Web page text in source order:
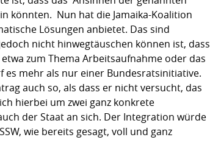
könnten. Nun hat die Jamaika-Koalition
Lösungen anbietet. Das sind
nicht hinwegtäuschen können ist, dass
zum Thema Arbeitsaufnahme oder das
es mehr als nur einer Bundesratsinitiative.
auch so, als dass er nicht versucht, das
hierbei um zwei ganz konkrete
der Staat an sich. Der Integration würde
wie bereits gesagt, voll und ganz